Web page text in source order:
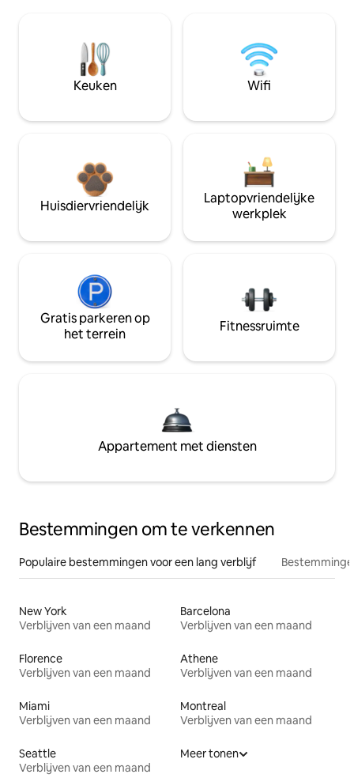
Keuken Wifi
Huisdiervriendelijk
Laptopvriendelijke
werkplek
Gratis parkeren op
het terrein
Fitnessruimte
Appartement met diensten
Bestemmingen om te verkennen
Populaire bestemmingen voor een lang verblijf
New York
Verblijven van een maand
Barcelona
Verblijven van een maand
Florence
Verblijven van een maand
Athene
Verblijven van een maand
Miami
Verblijven van een maand
Montreal
Verblijven van een maand
Seattle
Verblijven van een maand
Meer tonen